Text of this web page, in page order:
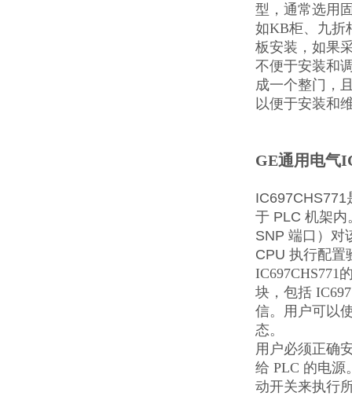
型，通常选用
如KB柜、九折
板安装，如果
不便于安装和
成一个整门，
以便于安装和
GE通用电气
IC697CHS771
于 PLC 机架内
SNP 端口）对
CPU 执行配置
IC697CHS771
块，包括
信。用户可以
态。
用户必须正确
给 PLC 的电源
动开关来执行